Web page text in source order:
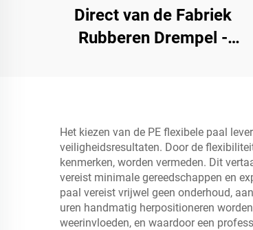
Direct van de Fabriek
Rubberen Drempel -
Het kiezen van de PE flexibele paal
veiligheidsresultaten. Door de
kenmerken, worden vermeden. Dit
vereist minimale gereedschappen en
paal vereist vrijwel geen onderhoud,
uren handmatig herpositioneren
weerinvloeden, en waardoor een